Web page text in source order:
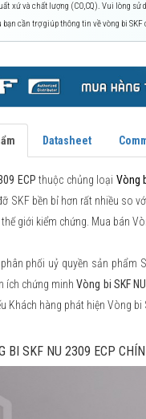
xứ và chất lượng (CO,CQ). Vui lòng sử
cần trợ giúp thông tin về vòng bi
Datasheet
ECP thuộc chủng loại Vòng
SKF bền bỉ hơn rất nhiều so
giới kiểm chứng. Mua bán
phối uỷ quyền sản phẩm
ích chứng minhVòng bi SKF
Khách hàng phát hiện Vòng
BI SKF NU 2309 ECP